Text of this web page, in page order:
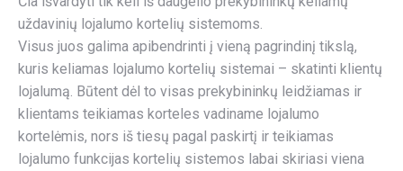
uždavinių lojalumo kortelių sistemoms.
Visus juos galima apibendrinti į vieną pagrindinį tikslą,
kuris keliamas lojalumo kortelių sistemai – skatinti klientų
lojalumą. Būtent dėl to visas prekybininkų leidžiamas ir
klientams teikiamas korteles vadiname lojalumo
kortelėmis, nors iš tiesų pagal paskirtį ir teikiamas
lojalumo funkcijas kortelių sistemos labai skiriasi viena